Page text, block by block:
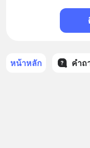
หน้าหลัก คำถ